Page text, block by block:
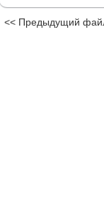
<< Предыдущий